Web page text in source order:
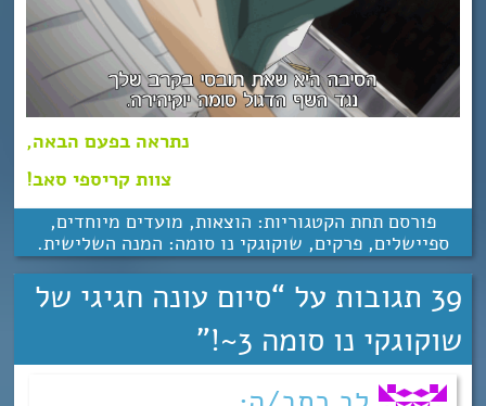
נתראה בפעם הבאה,
צוות קריספי סאב!
פורסם תחת הקטגוריות: הוצאות, מועדים מיוחדים,
ספיישלים, פרקים, שוקוגקי נו סומה: המנה השלישית.
39 תגובות על “
סיום עונה חגיגי של
שוקוגקי נו סומה 3~!
”